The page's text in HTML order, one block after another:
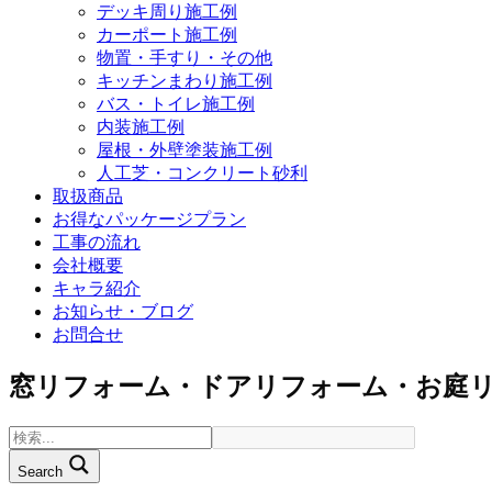
デッキ周り施工例
カーポート施工例
物置・手すり・その他
キッチンまわり施工例
バス・トイレ施工例
内装施工例
屋根・外壁塗装施工例
人工芝・コンクリート砂利
取扱商品
お得なパッケージプラン
工事の流れ
会社概要
キャラ紹介
お知らせ・ブログ
お問合せ
窓リフォーム・ドアリフォーム・お庭
Search